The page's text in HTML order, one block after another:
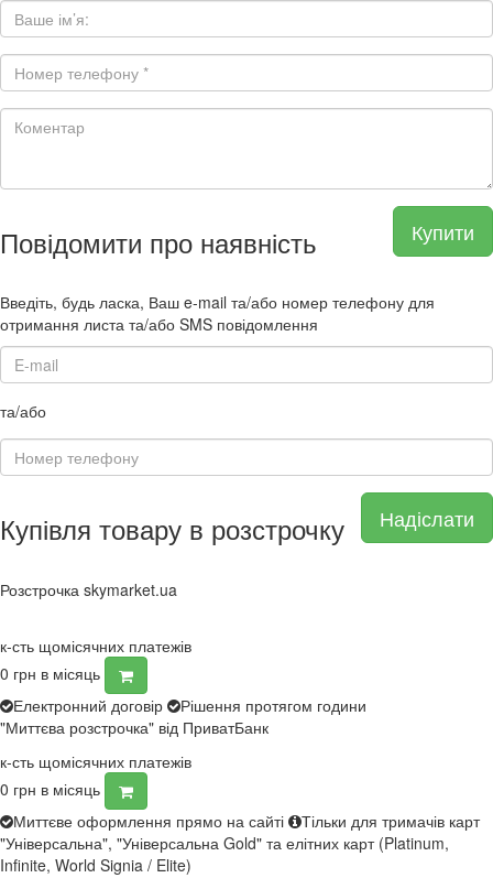
Купити
Повідомити про наявність
Введіть, будь ласка, Ваш e-mail та/або номер телефону для
отримання листа та/або SMS повідомлення
та/або
Надіслати
Купівля товару в розстрочку
Розстрочка skymarket.ua
к-сть щомісячних платежів
0 грн в місяць
Електронний договір
Рішення протягом години
"Миттєва розстрочка" від ПриватБанк
к-сть щомісячних платежів
0 грн в місяць
Миттєве оформлення прямо на сайті
Тільки для тримачів карт
"Універсальна", "Універсальна Gold" та елітних карт (Platinum,
Infinite, World Signia / Elite)